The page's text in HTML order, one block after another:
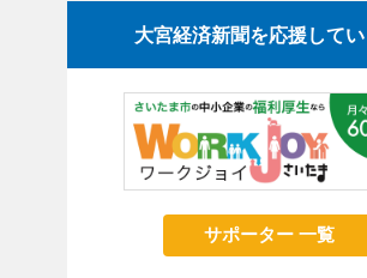
大宮経済新聞を応援して
サポーター 一覧